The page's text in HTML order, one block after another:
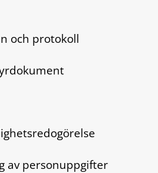
och protokoll
av personuppgifter